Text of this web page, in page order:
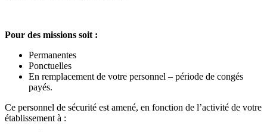
Pour des missions soit :
Permanentes
Ponctuelles
En remplacement de votre personnel – période de congés
payés.
Ce personnel de sécurité est amené, en fonction de l’activité de votre
établissement à :